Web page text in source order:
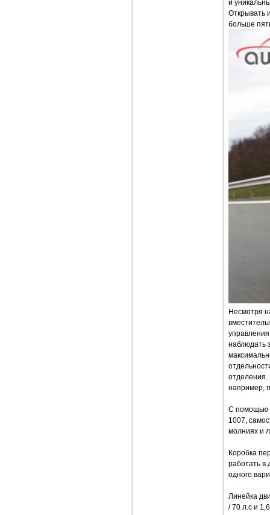
и
Открывать
больше
Несмотря
наблюдать
отделения.
например,
С помощью
1007,
молниях и
Коробка
работать в
одного
Линейка
/ 70 л.с и